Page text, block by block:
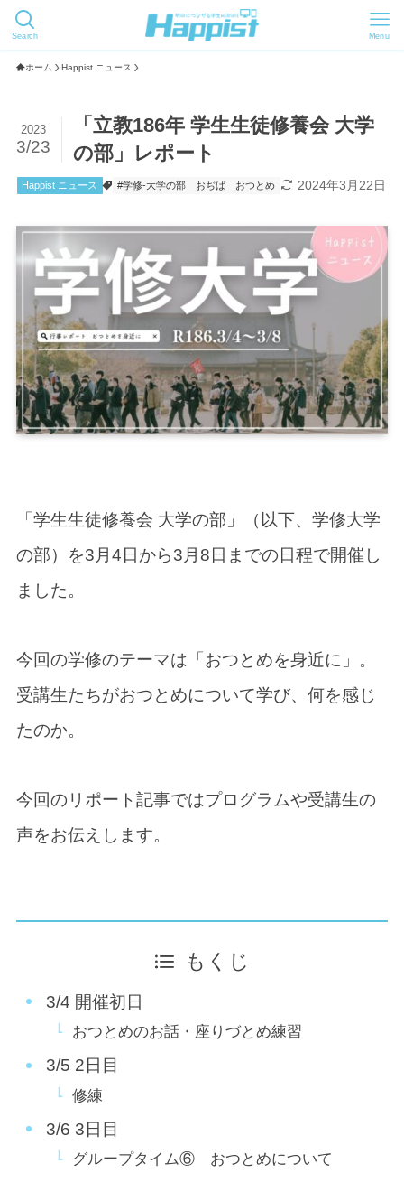
Search Menu
ホーム Happist ニュース
「立教186年 学生生徒修養会 大学
の部」レポート
2023
3/23
Happist ニュース #学修-大学の部 おぢば おつとめ 2024年3月22日
「学生生徒修養会 大学の部」（以下、学修大学
の部）を3月4日から3月8日までの日程で開催し
ました。
今回の学修のテーマは「おつとめを身近に」。
受講生たちがおつとめについて学び、何を感じ
たのか。
今回のリポート記事ではプログラムや受講生の
声をお伝えします。
もくじ
3/4 開催初日
おつとめのお話・座りづとめ練習
3/5 2日目
修練
3/6 3日目
グループタイム⑥ おつとめについて